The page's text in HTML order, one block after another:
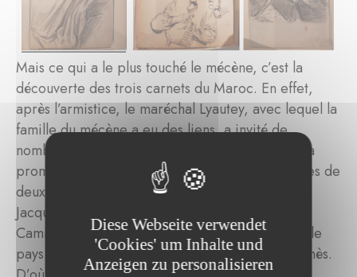
Mais ce qui a le plus touché le mécène, c’est la
découverte des trois carnets du Maroc. En effet,
après l’armistice, le maréchal Lyautey, avec lequel la
famille du mécène a eu des liens, a invité de
nombreux artistes à venir au Maroc pour faire la
promotion de ses sites et paysages, sur les traces de
deux peintres connus arrivés pendant la guerre,
Jacques Majorelle et Bernard Boutet de Monvel.
Camille Boiry a répondu à son appel et sillonné le
pays de Rabat à Marrakech en passant par Meknès.
Diese Webseite verwendet
'Cookies' um Inhalte und
Anzeigen zu personalisieren